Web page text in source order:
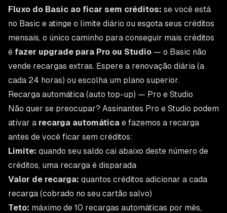
Fluxo do Basic ao ficar sem créditos: se você está
no Basic e atinge o limite diário ou esgota seus créditos
mensais, o único caminho para conseguir mais créditos
é fazer upgrade para Pro ou Studio — o Basic não
vende recargas extras. Espere a renovação diária (a
cada 24 horas) ou escolha um plano superior.
Recarga automática (auto top-up) — Pro e Studio
Não quer se preocupar? Assinantes Pro e Studio podem
ativar a recarga automática e fazemos a recarga
antes de você ficar sem créditos:
Limite: quando seu saldo cai abaixo deste número de
créditos, uma recarga é disparada
Valor de recarga: quantos créditos adicionar a cada
recarga (cobrado no seu cartão salvo)
Teto: máximo de 10 recargas automáticas por mês,